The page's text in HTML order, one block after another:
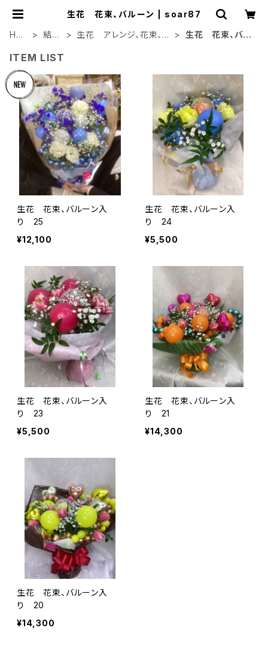
生花 花束、バルーン | soar87
HO
結婚
生花 アレンジ、花束、バ
生花 花束、バル
ITEM LIST
生花 花束、バルーン入
り 25
¥12,100
生花 花束、バルーン入
り 24
¥5,500
生花 花束、バルーン入
り 23
¥5,500
生花 花束、バルーン入
り 21
¥14,300
生花 花束、バルーン入
り 20
¥14,300